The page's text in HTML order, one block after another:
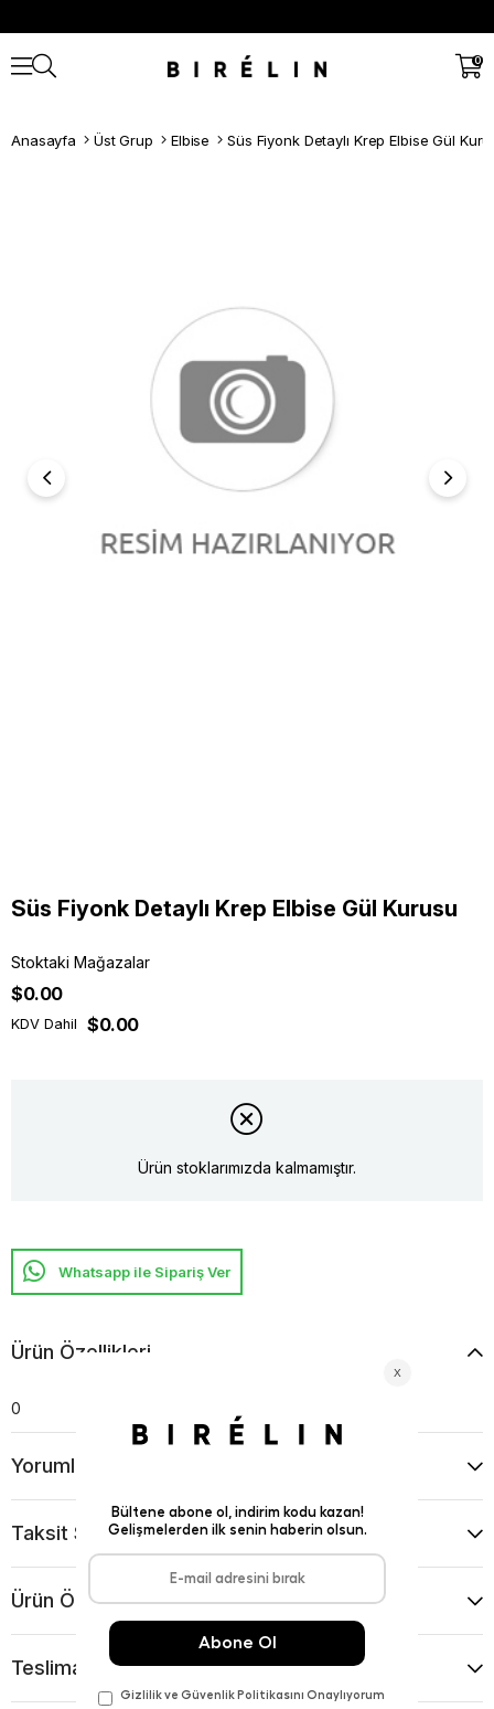
0
Anasayfa Üst Grup Elbise Süs Fiyonk Detaylı Krep Elbise Gül
Süs Fiyonk Detaylı Krep Elbise Gül Kurusu
Stoktaki Mağazalar
$0.00
KDV Dahil $0.00
Ürün stoklarımızda kalmamıştır.
Whatsapp ile Sipariş Ver
Ürün Özellikleri
0
Yorumlar
Taksit Seçenekleri
Ürün Önerileri
Teslimat Ve İade Koşulları